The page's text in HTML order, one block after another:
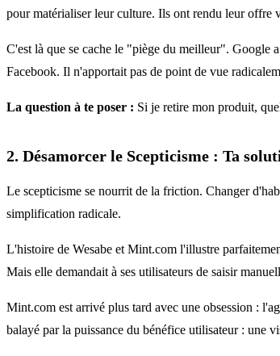
pour matérialiser leur culture. Ils ont rendu leur offre
C'est là que se cache le "piège du meilleur". Google
Facebook. Il n'apportait pas de point de vue
La question à te poser : Si je retire mon produit,
2. Désamorcer le Scepticisme : Ta
Le scepticisme se nourrit de la friction. Changer
simplification radicale.
L'histoire de Wesabe et Mint.com l'illustre
Mais elle demandait à ses utilisateurs de saisir
Mint.com est arrivé plus tard avec une obsession :
balayé par la puissance du bénéfice utilisateur : une